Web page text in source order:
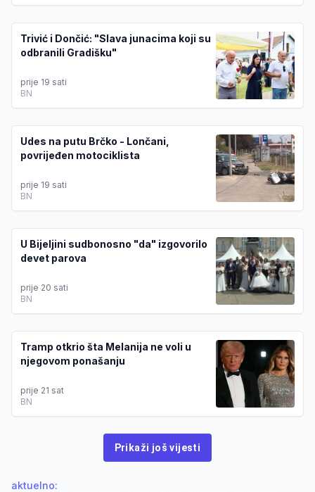
Trivić i Dončić: "Slava junacima koji su
odbranili Gradišku"
prije 19 sati
BN
Udes na putu Brčko - Lončani,
povrijeđen motociklista
prije 19 sati
BN
U Bijeljini sudbonosno "da" izgovorilo
devet parova
prije 20 sati
BN
Tramp otkrio šta Melanija ne voli u
njegovom ponašanju
prije 21 sat
BN
Prikaži još vijesti
aktuelno: